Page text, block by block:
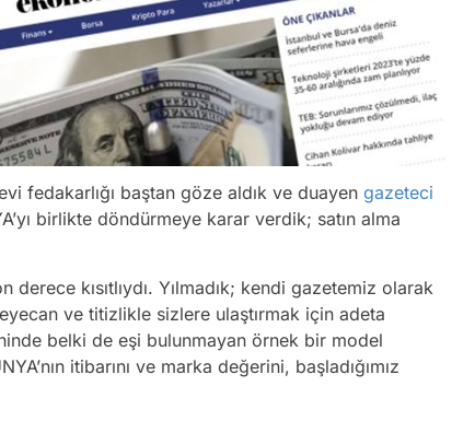
fedakarlığı baştan göze aldık ve duayen gazeteci
birlikte döndürmeye karar verdik; satın alma
derece kısıtlıydı. Yılmadık; kendi gazetemiz olarak
ve titizlikle sizlere ulaştırmak için adeta
belki de eşi bulunmayan örnek bir model
itibarını ve marka değerini, başladığımız